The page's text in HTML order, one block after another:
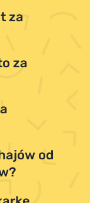
za
za
od